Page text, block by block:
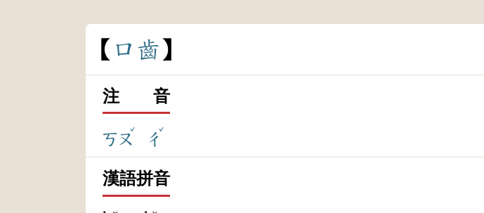
口 齒
注 音
ㄎㄡ
ˇ
ㄔ
ˇ
漢語拼音